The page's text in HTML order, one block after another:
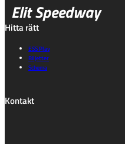
Elit Speedway
Hitta rätt
ESS Play
Biljetter
Schema
Kontakt